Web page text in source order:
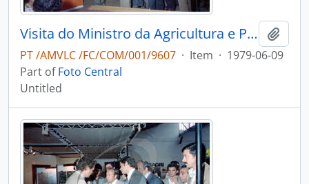
Visita do Ministro da Agricultura e Pescas e do Governador Civil de Aveiro, à Lacti 79
PT /AMVLC /FC/COM/001/9607 · Item · 1979-06-09
Part ofFoto Central
Untitled